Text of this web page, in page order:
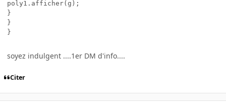
poly1.afficher(g);
}
}
soyez indulgent ....1er DM d'info....
Citer